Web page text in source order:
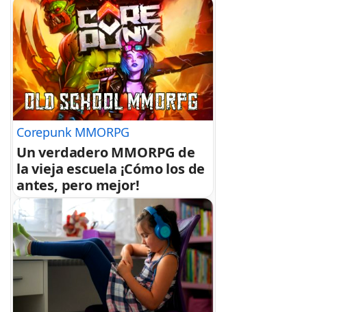
Corepunk MMORPG
Un verdadero MMORPG de
la vieja escuela ¡Cómo los de
antes, pero mejor!